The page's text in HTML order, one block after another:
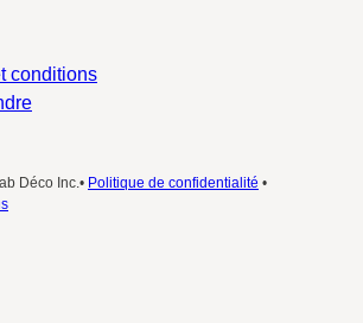
conditions
Déco Inc.• Politique de confidentialité •